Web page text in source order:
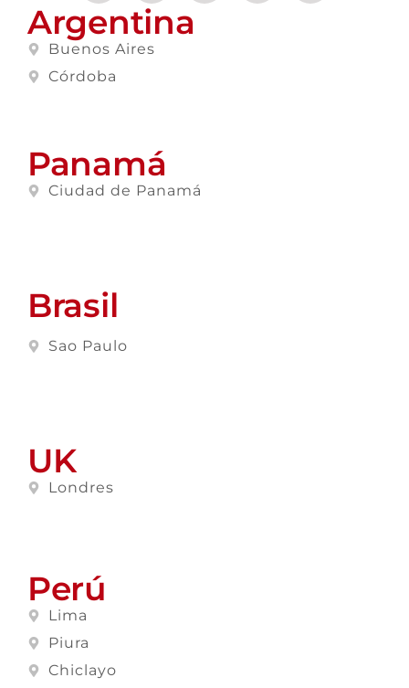
Argentina
Buenos Aires
Córdoba
Panamá
Ciudad de Panamá
Brasil
Sao Paulo
UK
Londres
Perú
Lima
Piura
Chiclayo